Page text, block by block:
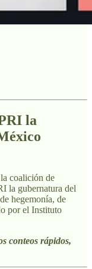
la
coalición de
la gubernatura del
hegemonía, de
por el Instituto
conteos rápidos,